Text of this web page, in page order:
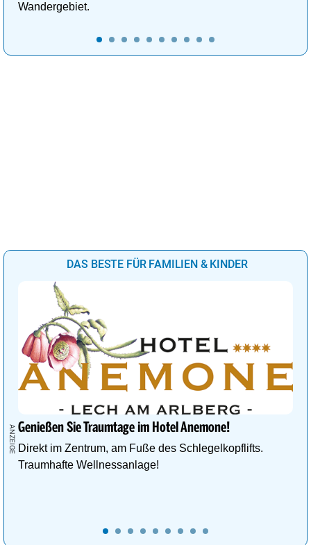
Wandergebiet.
DAS BESTE FÜR FAMILIEN & KINDER
Genießen Sie Traumtage im Hotel Anemone!
Direkt im Zentrum, am Fuße des Schlegelkopflifts.
Traumhafte Wellnessanlage!